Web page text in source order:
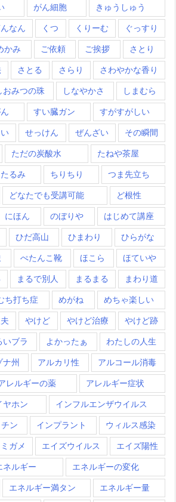
がん細胞 きゅうしゅう
なん くつ くりーむ ぐっすり
かみ ご依頼 ご挨拶 さとり
さとる さらり さわやかな香り
おみつの珠 しなやかさ しまむら
すい臓ガン すがすがしい
せっけん ぜんざい その瞬間
ただの炭酸水 たねや茶屋
たるみ ちりちり つま先立ち
どなたでも受講可能 ど根性
にほん のぼりや はじめて講座
ひだ高山 ひまわり ひらがな
ぺたんこ靴 ほこら ほていや
まるで別人 まるまる まわり道
ち打ち症 めがね めちゃ楽しい
やけど やけど治療 やけど跡
いブラ よかったぁ わたしの人生
ナ州 アルカリ性 アルコール消毒
レルギーの薬 アレルギー症状
ヤホン インフルエンザウイルス
ン インプラント ウィルス感染
ガメ エイズウイルス エイズ陽性
ネルギー エネルギーの変化
エネルギー満タン エネルギー量